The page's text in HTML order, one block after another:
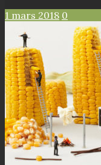
1 mars 2018 0